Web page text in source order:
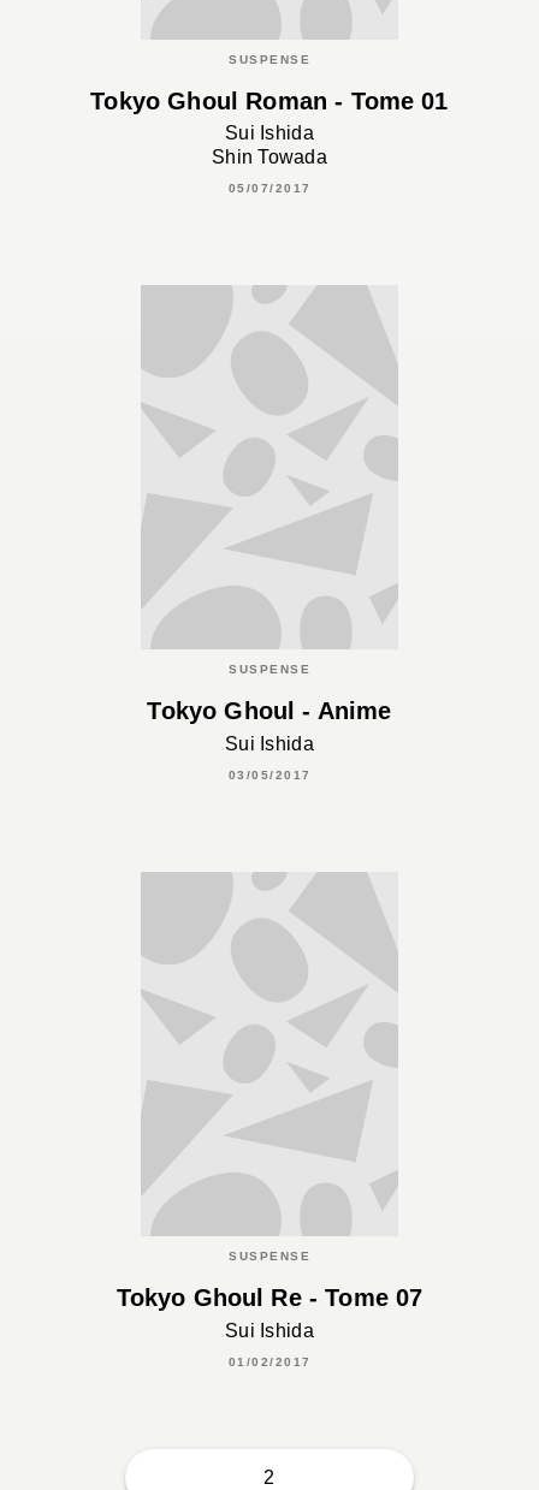
SUSPENSE
Tokyo Ghoul Roman - Tome 01
Sui Ishida
Shin Towada
05/07/2017
SUSPENSE
Tokyo Ghoul - Anime
Sui Ishida
03/05/2017
SUSPENSE
Tokyo Ghoul Re - Tome 07
Sui Ishida
01/02/2017
2